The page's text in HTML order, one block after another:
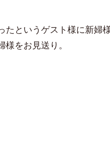
というゲスト様に新
をお見送り。